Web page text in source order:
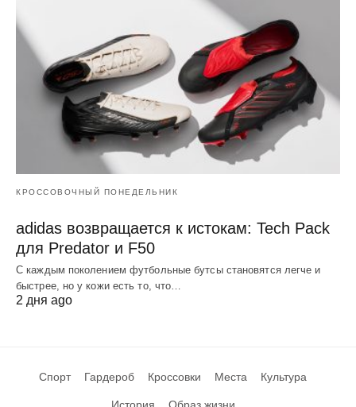
КРОССОВОЧНЫЙ ПОНЕДЕЛЬНИК
adidas возвращается к истокам: Tech Pack
для Predator и F50
С каждым поколением футбольные бутсы становятся легче и
быстрее, но у кожи есть то, что…
2 дня ago
Спорт Гардероб Кроссовки Места Культура
История Образ жизни